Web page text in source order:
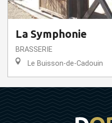
La Symphonie
BRASSERIE
Le Buisson-de-Cadouin